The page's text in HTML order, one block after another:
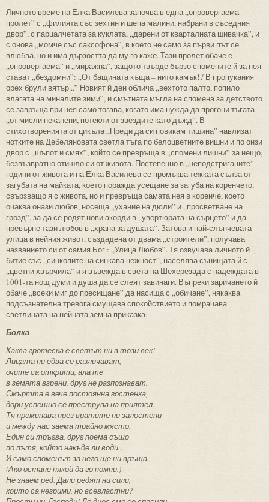
Личното време на Елка Василева започва в една „опровергаема
пролет” с „филията със зехтин и шепа малини, набрани в съседния
двор”, с парцалчетата за куклата, „дарени от кварталната шивачка”, и
с онова „момче със саксофона”, в което не само за първи път се
влюбва, но и има дързостта да му го каже. Тази пролет обаче е
„опровергаема” и „миражна”, защото твърде бързо спомените й за нея
стават „бездомни”: „От бащината къща – нито камък! / В пропукания
орех брули вятър...” Новият й ден облича „вехтото палто, попило
влагата на миналите зими”, и смътната мъгла на спомена за детството
се завръща при нея само тогава, когато има нужда да прогони тъгата
„от мисли неканени, потекли от звездите като дъжд”. В
стихотворенията от цикъла „Преди да си повикам тишина” навлизат
нотките на Дебеляновата светла тъга по белоцветните вишни и по онзи
двор с „шъпот и смях”, който се превръща в „спомени лишни” за нещо,
безвъзвратно отишло си от живота. Постепенно в „неподстриганите”
години от живота и на Елка Василева се промъква тежката сълза от
загубата на майката, което поражда усещане за загуба на коренчето,
свързващо я с живота, но и превръща самата нея в коренче, което
очаква онази любов, носеща „ухание на дюли” и „просветване на
грозд”, за да се родят нови акорди в „увертюрата на сърцето” и да
превърне тази любов в „храна за душата”. Затова и най-слънчевата
улица в нейния живот, създадена от двама „строители”, получава
названието си от самия Бог : „Улица Любов”. Тя озвучава личното й
битие със „синкопите на синкава нежност”, населява сънищата й с
„цветни хвърчила” и я въвежда в света на Шехерезада с надеждата в
1001-та нощ думи и душа да се слеят завинаги. Въпреки заричането й
обаче „всеки миг до пресищане” да насища с „обичане”, някаква
подсъзнателна тревога смущава спокойствието и помрачава
светлината на нейната земна приказка:
Болка
Каква гротеска е светът ни в този век!
Лицата ни едва се различават,
очите са открити, ала те
в земята взрени, друг не разпознават.
Смъртта е вече постоянна гостенка,
дори успешно се преструва на приятел.
Тя преминава през вратите ни залостени
и между нас заема трайно място.
Един си тръгва, друг поема също
по пътя, който накъде ли води...
И само споменът за него ще ни връща.
(Ако остане някой да го помни.)
Не знаем ред. Дали редят ни сили,
които са незрими, но всевластни?